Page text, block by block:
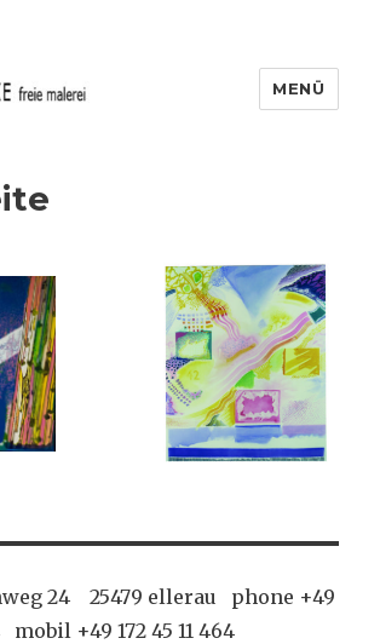
MENÜ
24 25479 ellerau phone +49
mobil +49 172 45 11 464